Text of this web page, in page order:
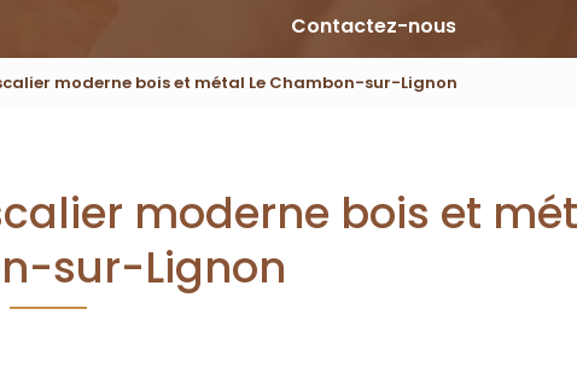
Contactez-nous
moderne bois et métal Le Chambon-sur-Lignon
moderne bois et
sur-Lignon